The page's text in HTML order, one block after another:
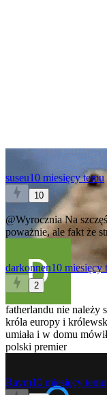
suseu10 miesięcy temu
10
@WyroczniaNa
poważnie, ale fakt że
darkonnen10 miesięcy
2
fatherlandu nie należy
króla europy i
umiała i w domu
polski premier
Ravm10 miesięcy temu